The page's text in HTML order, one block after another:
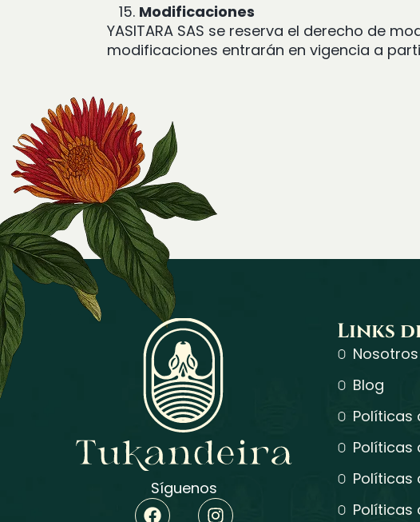
Modificaciones
YASITARA SAS se reserva el derecho de
modificaciones entrarán en vigencia a
Síguenos
Links
Nosotros
Blog
Políticas
Políticas
Políticas
Políticas